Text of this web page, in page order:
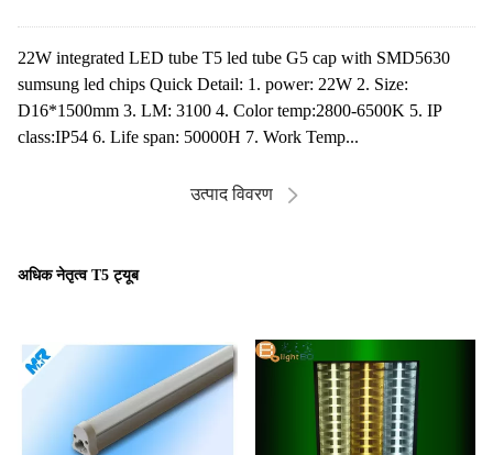
22W integrated LED tube T5 led tube G5 cap with SMD5630
sumsung led chips Quick Detail: 1. power: 22W 2. Size:
D16*1500mm 3. LM: 3100 4. Color temp:2800-6500K 5. IP
class:IP54 6. Life span: 50000H 7. Work Temp...
उत्पाद विवरण
अधिक नेतृत्व T5 ट्यूब